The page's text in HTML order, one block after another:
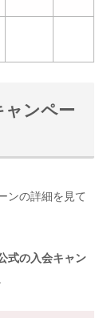
ャンペー
ンの詳細を見て
式の入会キャン